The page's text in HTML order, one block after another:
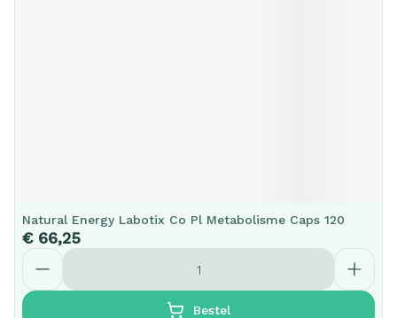
Natural Energy Labotix Co Pl Metabolisme Caps 120
€ 66,25
Aantal
Bestel